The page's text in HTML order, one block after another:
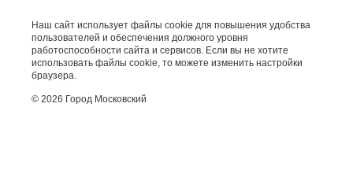
Наш сайт использует файлы cookie для повышения удобства
пользователей и обеспечения должного уровня
работоспособности сайта и сервисов. Если вы не хотите
использовать файлы cookie, то можете изменить настройки
браузера.
© 2026 Город Московский